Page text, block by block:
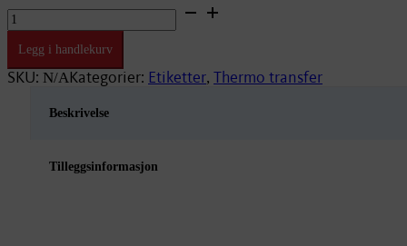
87
Premium
RP50
Legg i handlekurv
SKU: N/AKategorier: Etiketter, Thermo transfer
Beskrivelse
Tilleggsinformasjon